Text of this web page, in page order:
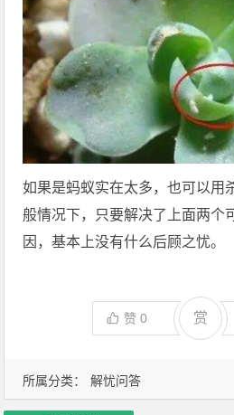
所属分类： 解忧问答
如果是蚂蚁实在太多，也可以用
般情况下，只要解决了上面两个
因，基本上没有什么后顾之忧。
赞0 赏